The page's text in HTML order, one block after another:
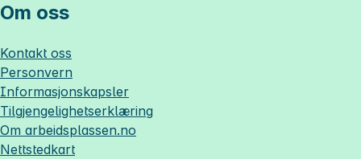
Om oss
Kontakt oss
Personvern
Informasjonskapsler
Tilgjengelighetserklæring
Om arbeidsplassen.no
Nettstedkart